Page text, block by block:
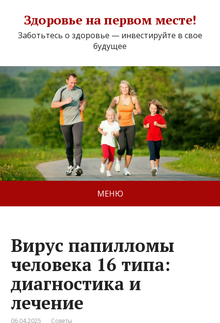
Здоровье на первом месте!
Заботьтесь о здоровье — инвестируйте в свое
будущее
МЕНЮ
Вирус папилломы
человека 16 типа:
диагностика и
лечение
06.04.2025 Советы